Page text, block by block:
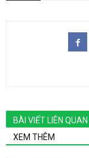
BÀI VIẾT LIÊN QUAN
XEM THÊM